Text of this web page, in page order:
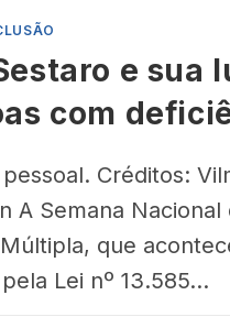
e sua
com
Créditos:
A Semana
que
Lei nº 13.585…